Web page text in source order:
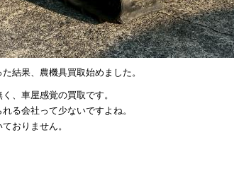
結果、農機具買取始めました。
、車屋感覚の買取です。
る会社って少ないですよね。
おりません。